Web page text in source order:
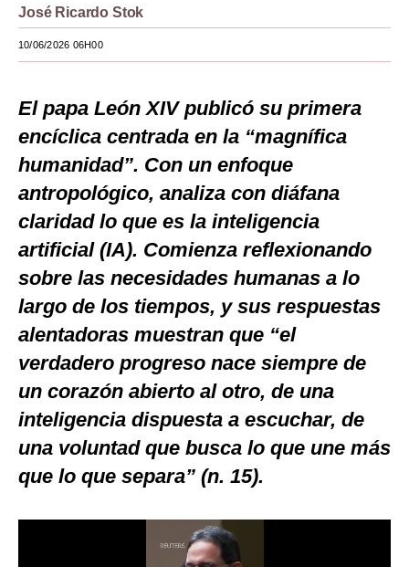
Moda
Estilos
Mundo
EEUU
México
España
Internacional
Tecnología
Club del Suscriptor
Mix
G de Gestión
Notas Contratadas
Podcast
José Ricardo Stok
10/06/2026 06H00
El papa León XIV publicó su primera
encíclica centrada en la “magnífica
humanidad”. Con un enfoque
antropológico, analiza con diáfana
claridad lo que es la inteligencia
artificial (IA). Comienza reflexionando
sobre las necesidades humanas a lo
largo de los tiempos, y sus respuestas
alentadoras muestran que “el
verdadero progreso nace siempre de
un corazón abierto al otro, de una
inteligencia dispuesta a escuchar, de
una voluntad que busca lo que une más
que lo que separa” (n. 15).